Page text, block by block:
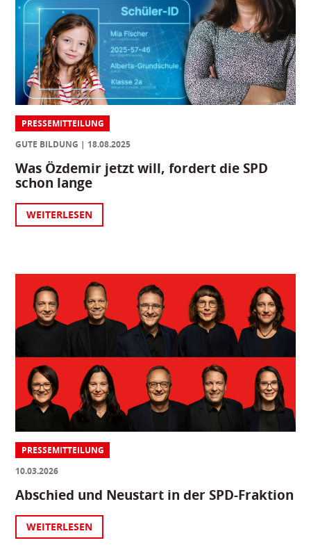
PRESSEMITTEILUNG
GUTE BILDUNG
18.08.2025
Was Özdemir jetzt will, fordert die SPD
schon lange
WEITERLESEN
PRESSEMITTEILUNG
10.03.2026
Abschied und Neustart in der SPD-Fraktion
WEITERLESEN